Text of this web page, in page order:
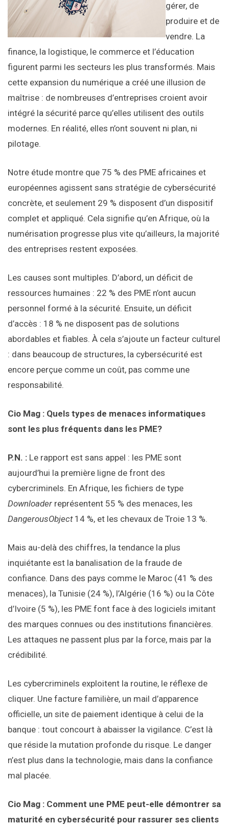
gérer, de
produire et de
vendre. La
finance, la logistique, le commerce et l’éducation
figurent parmi les secteurs les plus transformés. Mais
cette expansion du numérique a créé une illusion de
maîtrise : de nombreuses d’entreprises croient avoir
intégré la sécurité parce qu’elles utilisent des outils
modernes. En réalité, elles n’ont souvent ni plan, ni
pilotage.
Notre étude montre que 75 % des PME africaines et
européennes agissent sans stratégie de cybersécurité
concrète, et seulement 29 % disposent d’un dispositif
complet et appliqué. Cela signifie qu’en Afrique, où la
numérisation progresse plus vite qu’ailleurs, la majorité
des entreprises restent exposées.
Les causes sont multiples. D’abord, un déficit de
ressources humaines : 22 % des PME n’ont aucun
personnel formé à la sécurité. Ensuite, un déficit
d’accès : 18 % ne disposent pas de solutions
abordables et fiables. À cela s’ajoute un facteur culturel
: dans beaucoup de structures, la cybersécurité est
encore perçue comme un coût, pas comme une
responsabilité.
Cio Mag : Quels types de menaces informatiques
sont les plus fréquents dans les PME?
P.N. : Le rapport est sans appel : les PME sont
aujourd’hui la première ligne de front des
cybercriminels. En Afrique, les fichiers de type
Downloader représentent 55 % des menaces, les
DangerousObject14 %, et les chevaux de Troie 13 %.
Mais au-delà des chiffres, la tendance la plus
inquiétante est la banalisation de la fraude de
confiance. Dans des pays comme le Maroc (41 % des
menaces), la Tunisie (24 %), l’Algérie (16 %) ou la Côte
d’Ivoire (5 %), les PME font face à des logiciels imitant
des marques connues ou des institutions financières.
Les attaques ne passent plus par la force, mais par la
crédibilité.
Les cybercriminels exploitent la routine, le réflexe de
cliquer. Une facture familière, un mail d’apparence
officielle, un site de paiement identique à celui de la
banque : tout concourt à abaisser la vigilance. C’est là
que réside la mutation profonde du risque. Le danger
n’est plus dans la technologie, mais dans la confiance
mal placée.
Cio Mag : Comment une PME peut-elle démontrer sa
maturité en cybersécurité pour rassurer ses clients